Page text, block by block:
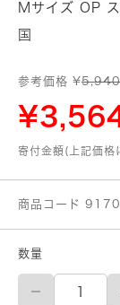
Mサイズ OP
国
参考価格 ¥5,940
寄付金額(上記価格
商品コード
数量
M